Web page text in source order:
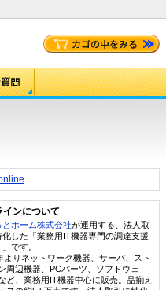
ンについて
とホーム株式会社が運用する、法人取
化した「業務用IT機器専門の調達支援
です。
よりネットワーク機器、サーバ、スト
周辺機器、PCパーツ、ソフトウェ
ど、業務用IT機器中心に販売。品揃え